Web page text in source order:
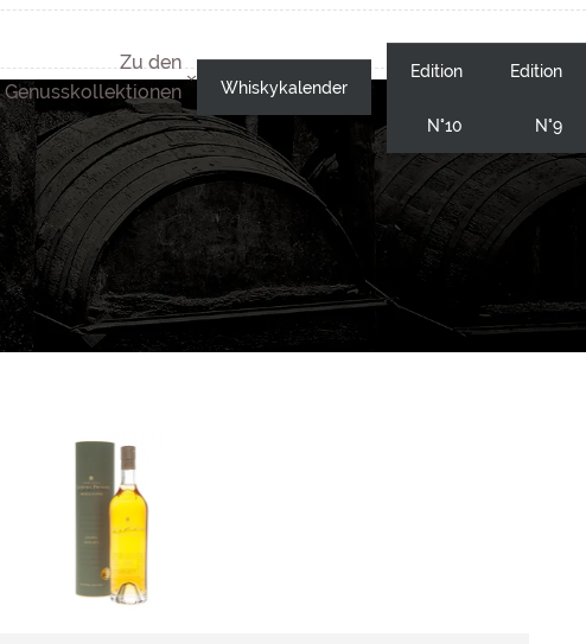
Zu den
Genusskollektionen
Whiskykalender
Edition
N°10
Edition
N°9